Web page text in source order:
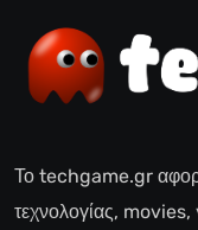
Το techgame.gr
τεχνολογίας,